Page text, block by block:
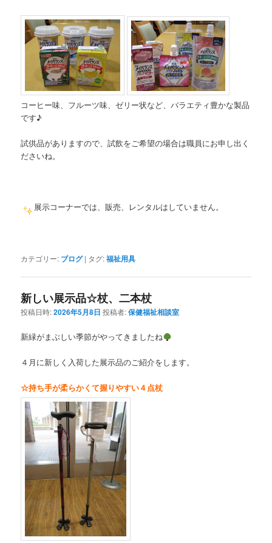
コーヒー味、フルーツ味、ゼリー状など、バラエティ豊かな製品
です♪
試供品がありますので、試飲をご希望の場合は職員にお申し出く
ださいね。
展示コーナーでは、販売、レンタルはしていません。
カテゴリー: ブログ | タグ:福祉用具
新しい展示品☆杖、二本杖
投稿日時:2026年5月8日 投稿者:保健福祉相談室
新緑がまぶしい季節がやってきましたね
４月に新しく入荷した展示品のご紹介をします。
☆持ち手が柔らかくて握りやすい４点杖